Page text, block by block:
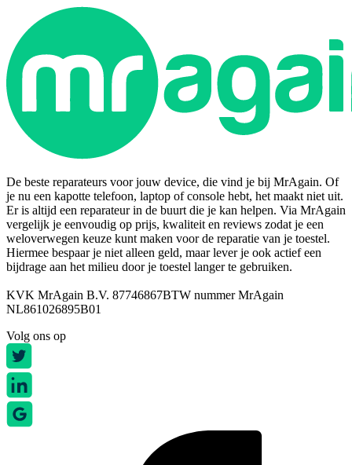
De beste reparateurs voor jouw device, die vind je bij MrAgain. Of
je nu een kapotte telefoon, laptop of console hebt, het maakt niet uit.
Er is altijd een reparateur in de buurt die je kan helpen. Via MrAgain
vergelijk je eenvoudig op prijs, kwaliteit en reviews zodat je een
weloverwegen keuze kunt maken voor de reparatie van je toestel.
Hiermee bespaar je niet alleen geld, maar lever je ook actief een
bijdrage aan het milieu door je toestel langer te gebruiken.
KVK MrAgain B.V. 87746867BTW nummer MrAgain
NL861026895B01
Volg ons op